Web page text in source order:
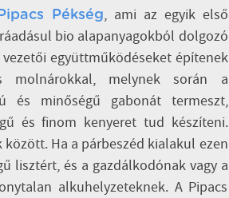
Pékség, ami az egyik első
bio alapanyagokból dolgozó
vezetői együttműködéseket építenek
molnárokkal, melynek során a
és minőségű gabonát termeszt,
és finom kenyeret tud készíteni.
Ha a párbeszéd kialakul ezen
lisztért, és a gazdálkodónak vagy a
alkuhelyzeteknek. A Pipacs